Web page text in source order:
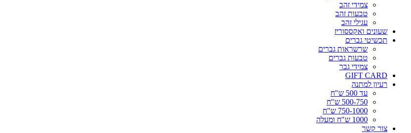
צמידי זהב
טבעות זהב
עגילי זהב
שעונים ואקססוריז
תכשיטי גברים
שרשראות גברים
טבעות גברים
צמידי גבר
GIFT CARD
רעיון למתנה
עד 500 ש"ח
500-750 ש"ח
750-1000 ש"ח
1000 ש"ח ומעלה
צור קשר